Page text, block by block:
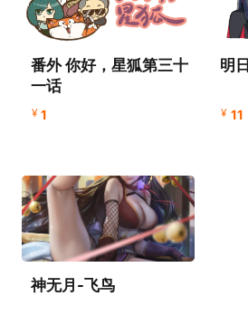
番外 你好，星狐第三十
一话
¥ 1
明
¥ 11
神无月-飞鸟